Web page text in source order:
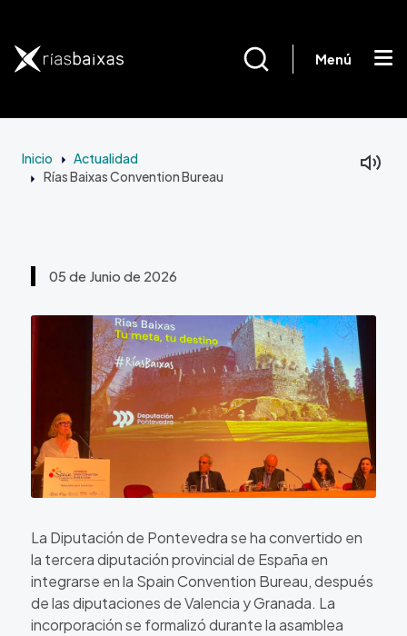
Menú
Inicio Actualidad
Rías Baixas Convention Bureau
05 de Junio de 2026
La Diputación de Pontevedra se ha convertido en
la tercera diputación provincial de España en
integrarse en la Spain Convention Bureau, después
de las diputaciones de Valencia y Granada. La
incorporación se formalizó durante la asamblea